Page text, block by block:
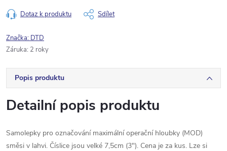
Dotaz k produktu Sdílet
Značka: DTD
Záruka: 2 roky
Popis produktu
Detailní popis produktu
Samolepky pro označování maximální operační hloubky (MOD)
směsi v lahvi. Číslice jsou velké 7,5cm (3"). Cena je za kus. Lze si